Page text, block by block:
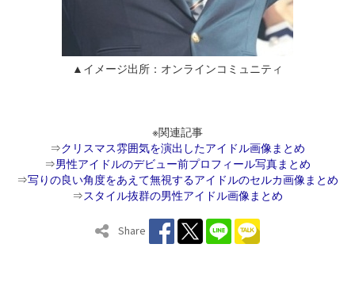
▲イメージ出所：オンラインコミュニティ
※関連記事
⇒クリスマス雰囲気を演出したアイドル画像まとめ
⇒男性アイドルのデビュー前プロフィール写真まとめ
⇒写りの良い角度をあえて無視するアイドルのセルカ画像まとめ
⇒スタイル抜群の男性アイドル画像まとめ
Share